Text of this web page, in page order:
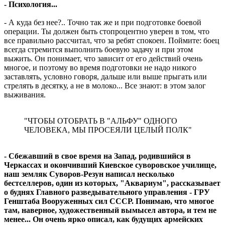
- Психология...
- А куда без нее?.. Точно так же и при подготовке боевой
операции. Ты должен быть стопроцентно уверен в том, что
все правильно рассчитал, что за ребят спокоен. Поймите: боец
всегда стремится выполнить боевую задачу и при этом
выжить. Он понимает, что зависит от его действий очень
многое, и поэтому во время подготовки не надо никого
заставлять, условно говоря, дальше или выше прыгать или
стрелять в десятку, а не в молоко... Все знают: в этом залог
выживания.
"ЧТОБЫ ОТОБРАТЬ В "АЛЬФУ" ОДНОГО
ЧЕЛОВЕКА, МЫ ПРОСЕЯЛИ ЦЕЛЫЙ ПОЛК"
- Сбежавший в свое время на Запад, родившийся в
Черкассах и окончивший Киевское суворовское училище,
наш земляк Суворов-Резун написал несколько
бестселлеров, один из которых, "Аквариум", рассказывает
о буднях Главного разведывательного управления - ГРУ
Генштаба Вооруженных сил СССР. Понимаю, что многое
там, наверное, художественный вымысел автора, и тем не
менее... Он очень ярко описал, как будущих армейских